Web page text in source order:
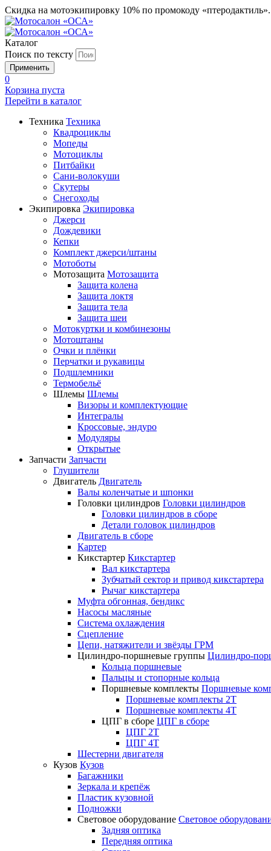
Скидка на мотоэкипировку 10% по промокоду
Каталог
Поиск по тексту
0
Корзина пуста
Перейти в каталог
Техника Техника
Квадроциклы
Мопеды
Мотоциклы
Питбайки
Сани-волокуши
Скутеры
Снегоходы
Экипировка Экипировка
Джерси
Дождевики
Кепки
Комплект джерси/штаны
Мотоботы
Мотозащита Мотозащита
Защита колена
Защита локтя
Защита тела
Защита шеи
Мотокуртки и комбинезоны
Мотоштаны
Очки и плёнки
Перчатки и рукавицы
Подшлемники
Термобельё
Шлемы Шлемы
Визоры и комплектующие
Интегралы
Кроссовые, эндуро
Модуляры
Открытые
Запчасти Запчасти
Глушители
Двигатель Двигатель
Валы коленчатые и шпонки
Головки цилиндров Головки цилиндров
Головки цилиндров в сборе
Детали головок цилиндров
Двигатель в сборе
Картер
Кикстартер Кикстартер
Вал кикстартера
Зубчатый сектор и привод кикстартера
Рычаг кикстартера
Муфта обгонная, бендикс
Насосы масляные
Система охлаждения
Сцепление
Цепи, натяжители и звёзды ГРМ
Цилиндро-поршневые группы Цилиндро-
Кольца поршневые
Пальцы и стопорные кольца
Поршневые комплекты Поршневые
Поршневые комплекты 2T
Поршневые комплекты 4T
ЦПГ в сборе ЦПГ в сборе
ЦПГ 2T
ЦПГ 4T
Шестерни двигателя
Кузов Кузов
Багажники
Зеркала и крепёж
Пластик кузовной
Подножки
Световое оборудование Световое
Задняя оптика
Передняя оптика